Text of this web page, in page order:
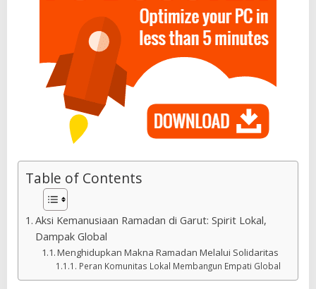
Table of Contents
Aksi Kemanusiaan Ramadan di Garut: Spirit Lokal,
Dampak Global
Menghidupkan Makna Ramadan Melalui Solidaritas
Peran Komunitas Lokal Membangun Empati Global